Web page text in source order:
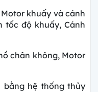
khuấy và cánh
tốc độ khuấy, Cánh
chân không, Motor
bằng hệ thống thủy